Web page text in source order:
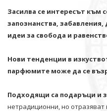
Засилва се интересът към
запознанства,
идеи за свобода и
Нови тенденции в
парфюмите може да се
Подходящи са подаръци и
нетрадиционни, но отразяват